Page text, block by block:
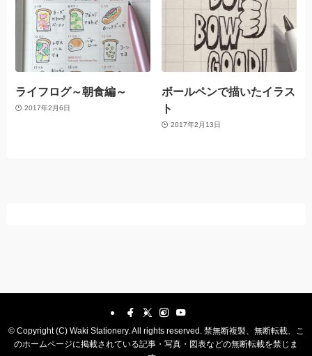
ライフログ～朝食編～
2017年2月6日
ボールペンで描いたイラス
ト
2017年2月13日
©Copyright (C) Waki Stationery. All rights reserved. 禁無断複製、無断転載、こ
のホームページに掲載されている記事・写真・図表などの無断転載を禁じま